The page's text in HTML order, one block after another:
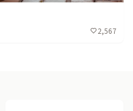
2,567